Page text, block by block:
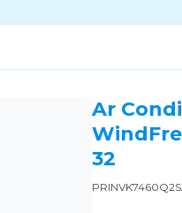
Ar
32